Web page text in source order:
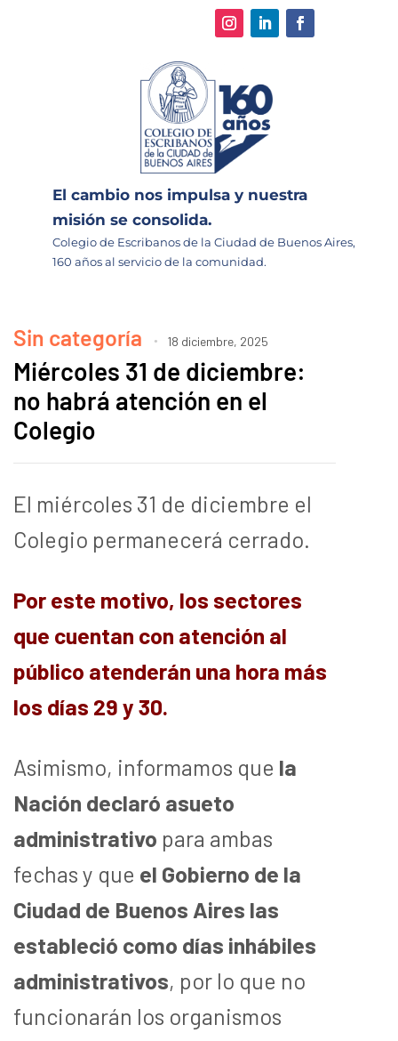
El cambio nos impulsa y nuestra
misión se consolida.
Colegio de Escribanos de la Ciudad de Buenos Aires,
160 años al servicio de la comunidad.
Sin categoría 18 diciembre, 2025
Miércoles 31 de diciembre:
no habrá atención en el
Colegio
El miércoles 31 de diciembre el
Colegio permanecerá cerrado.
Por este motivo, los sectores
que cuentan con atención al
público atenderán una hora más
los días 29 y 30.
Asimismo, informamos que la
Nación declaró asueto
administrativo para ambas
fechas y que el Gobierno de la
Ciudad de Buenos Aires las
estableció como días inhábiles
administrativos, por lo que no
funcionarán los organismos